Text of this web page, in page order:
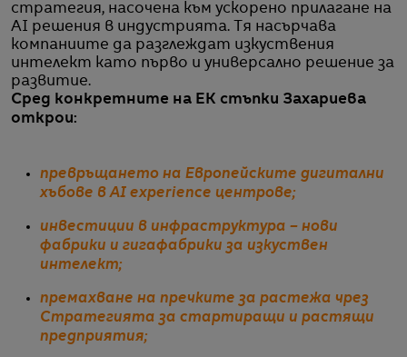
стратегия, насочена към ускорено прилагане на
AI решения в индустрията. Тя насърчава
компаниите да разглеждат изкуствения
интелект като първо и универсално решение за
развитие.
Сред конкретните на ЕК стъпки Захариева
открои:
превръщането на Европейските дигитални
хъбове в AI experience центрове;
инвестиции в инфраструктура – нови
фабрики и гигафабрики за изкуствен
интелект;
премахване на пречките за растежа чрез
Стратегията за стартиращи и растящи
предприятия;